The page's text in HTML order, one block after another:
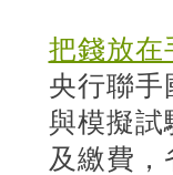
把錢放在
央行聯
與模擬試
及繳費，